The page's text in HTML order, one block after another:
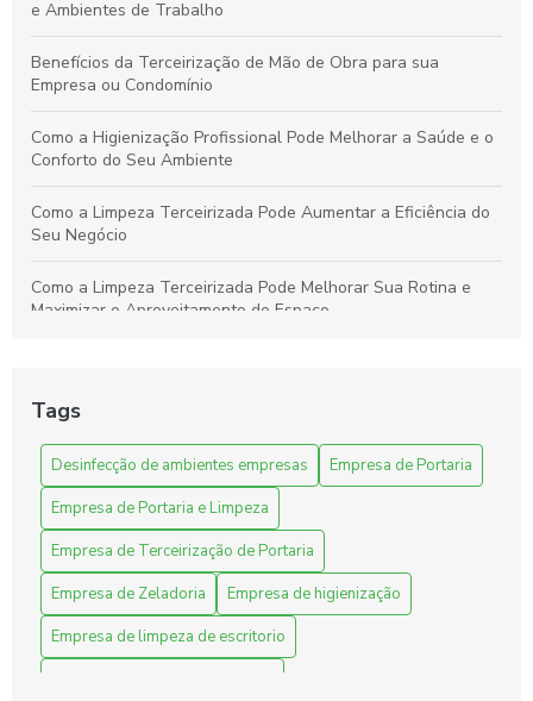
e Ambientes de Trabalho
Benefícios da Terceirização de Mão de Obra para sua
Empresa ou Condomínio
Como a Higienização Profissional Pode Melhorar a Saúde e o
Conforto do Seu Ambiente
Como a Limpeza Terceirizada Pode Aumentar a Eficiência do
Seu Negócio
Como a Limpeza Terceirizada Pode Melhorar Sua Rotina e
Maximizar o Aproveitamento do Espaço
Qualidade e a Eficiência
Como a terceirização de serviços de limpeza hospitalar
transforma a eficiência nos hospitais
Como a terceirização de serviços de portaria e limpeza pode
otimizar sua empresa
Como a Terceirização de Serviços de Portaria e Limpeza Pode
Tags
Desinfecção de ambientes empresas
Empresa de Portaria
Empresa de Portaria e Limpeza
Empresa de Terceirização de Portaria
Empresa de Zeladoria
Empresa de higienização
Empresa de limpeza de escritorio